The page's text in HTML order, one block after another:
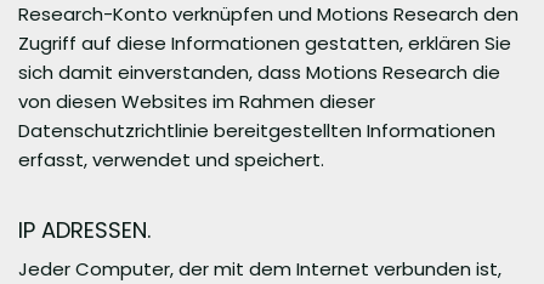
Research-Konto verknüpfen und Motions Research den
Zugriff auf diese Informationen gestatten, erklären Sie
sich damit einverstanden, dass Motions Research die
von diesen Websites im Rahmen dieser
Datenschutzrichtlinie bereitgestellten Informationen
erfasst, verwendet und speichert.
IP ADRESSEN.
Jeder Computer, der mit dem Internet verbunden ist,